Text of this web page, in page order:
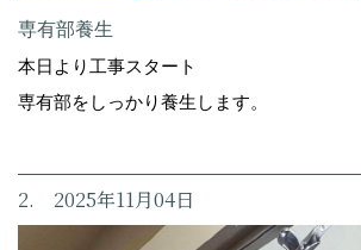
専有部養生
本日より工事スタート
専有部をしっかり養生します。
2. 2025年11月04日